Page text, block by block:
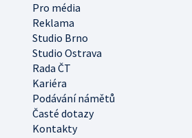
Pro média
Reklama
Studio Brno
Studio Ostrava
Rada ČT
Kariéra
Podávání námětů
Časté dotazy
Kontakty